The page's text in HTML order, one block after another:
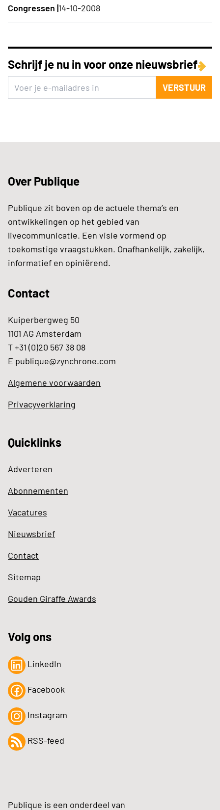
Congressen |14-10-2008
Schrijf je nu in voor onze nieuwsbrief
VERSTUUR
Over Publique
Publique zit boven op de actuele thema’s en
ontwikkelingen op het gebied van
livecommunicatie. Een visie vormend op
toekomstige vraagstukken. Onafhankelijk, zakelijk,
informatief en opiniërend.
Contact
Kuiperbergweg 50
1101 AG Amsterdam
T +31 (0)20 567 38 08
E publique@zynchrone.com
Algemene voorwaarden
Privacyverklaring
Quicklinks
Adverteren
Abonnementen
Vacatures
Nieuwsbrief
Contact
Sitemap
Gouden Giraffe Awards
Volg ons
LinkedIn
Facebook
Instagram
RSS-feed
Publique is een onderdeel van